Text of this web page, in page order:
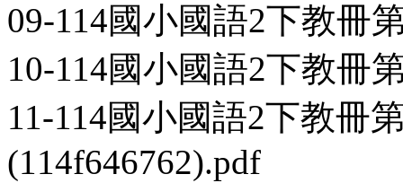
09-114國小國語2下教冊
10-114國小國語2下教冊
11-114國小國語2下教冊
(114f646762).pdf